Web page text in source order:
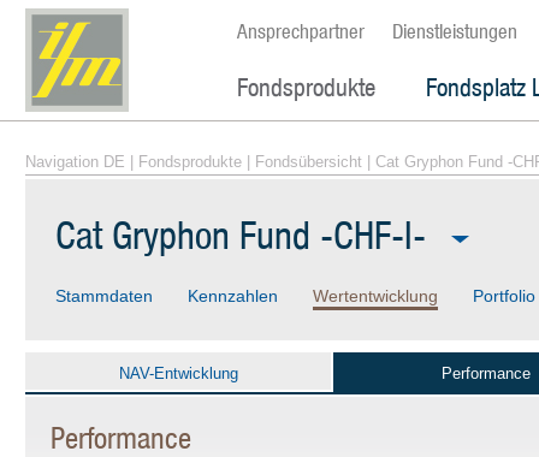
Ansprechpartner Dienstleistungen
Fondsprodukte Fondsplatz
Navigation DE Fondsprodukte Fondsübersicht | Cat Gryphon Fund -
Cat Gryphon Fund -CHF-I-
Stammdaten Kennzahlen Wertentwicklung Portfolio
NAV-Entwicklung Performance
Performance